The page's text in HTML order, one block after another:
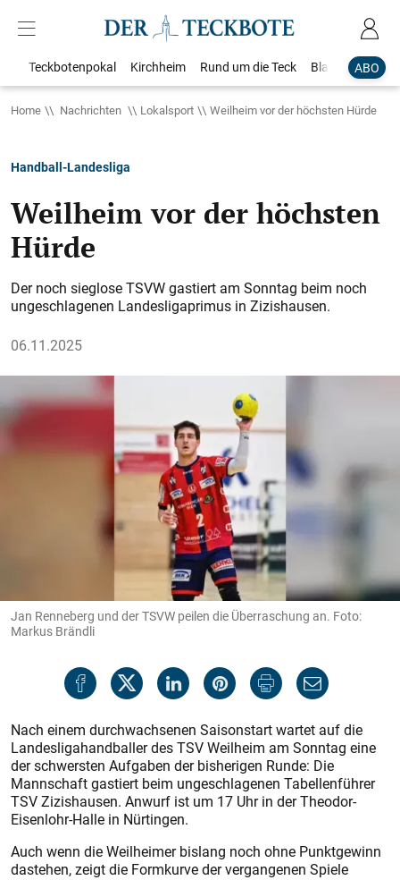
ABO
Teckbotenpokal Kirchheim Rund um die Teck Blaulicht
Home Nachrichten Lokalsport Weilheim vor der höchsten Hürde
Handball-Landesliga
Weilheim vor der höchsten
Hürde
Der noch sieglose TSVW gastiert am Sonntag beim noch
ungeschlagenen Landesligaprimus in Zizishausen.
06.11.2025
Jan Renneberg und der TSVW peilen die Überraschung an. Foto:
Markus Brändli
Nach einem durchwachsenen Saisonstart wartet auf die
Landesligahandballer des TSV Weilheim am Sonntag eine
der schwersten Aufgaben der bisherigen Runde: Die
Mannschaft gastiert beim ungeschlagenen Tabellenführer
TSV Zizishausen. Anwurf ist um 17 Uhr in der Theodor-
Eisenlohr-Halle in Nürtingen.
Auch wenn die Weilheimer bislang noch ohne Punktgewinn
dastehen, zeigt die Formkurve der vergangenen Spiele